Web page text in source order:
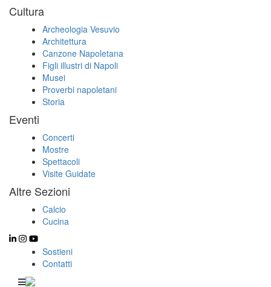
Cultura
Archeologia Vesuvio
Architettura
Canzone Napoletana
Figli illustri di Napoli
Musei
Proverbi napoletani
Storia
Eventi
Concerti
Mostre
Spettacoli
Visite Guidate
Altre Sezioni
Calcio
Cucina
Sostieni
Contatti